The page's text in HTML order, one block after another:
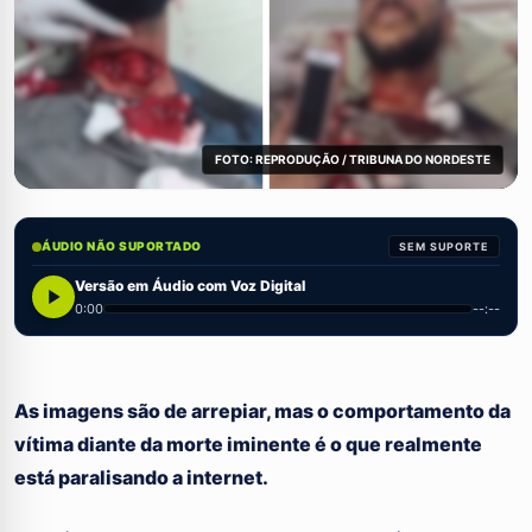
FOTO: REPRODUÇÃO / TRIBUNA DO NORDESTE
ÁUDIO NÃO SUPORTADO SEM SUPORTE
Versão em Áudio com Voz Digital
0:00 --:--
As imagens são de arrepiar, mas o comportamento da
vítima diante da morte iminente é o que realmente
está paralisando a internet.